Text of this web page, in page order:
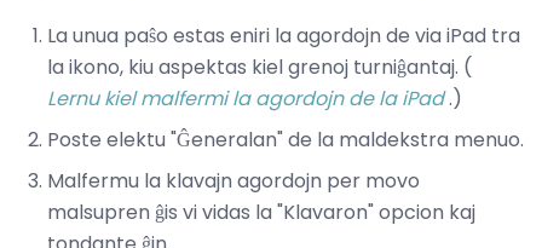
La unua paŝo estas eniri la agordojn de via iPad tra
la ikono, kiu aspektas kiel grenoj turniĝantaj. (
Lernu kiel malfermi la agordojn de la iPad.)
Poste elektu "Ĝeneralan" de la maldekstra menuo.
Malfermu la klavajn agordojn per movo
malsupren ĝis vi vidas la "Klavaron" opcion kaj